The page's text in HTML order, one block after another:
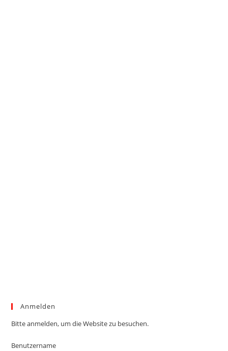
Anmelden
Bitte anmelden, um die Website zu besuchen.
Benutzername